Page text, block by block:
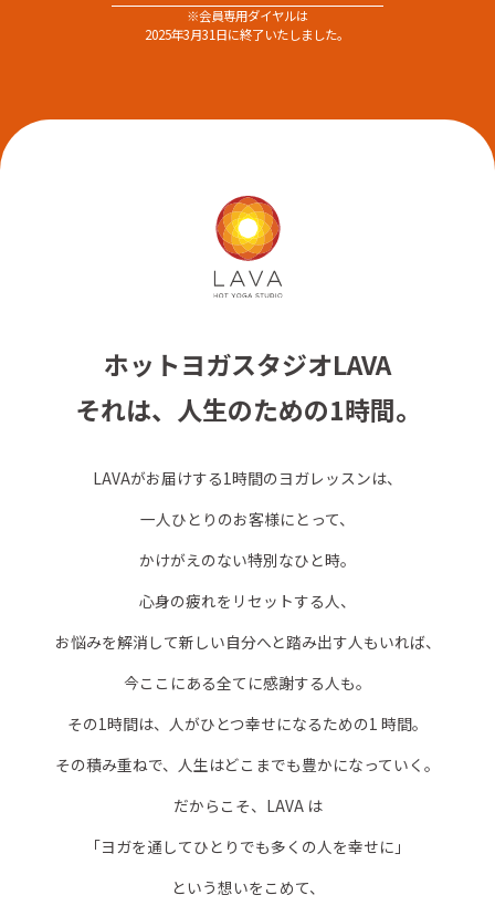
※会員専用ダイヤルは
2025年3月31日に終了いたしました。
ホットヨガスタジオLAVA
それは、人生のための1時間。
LAVAがお届けする1時間のヨガレッスンは、
一人ひとりのお客様にとって、
かけがえのない特別なひと時。
心身の疲れをリセットする人、
お悩みを解消して新しい自分へと踏み出す人もいれば、
今ここにある全てに感謝する人も。
その1時間は、人がひとつ幸せになるための1 時間。
その積み重ねで、人生はどこまでも豊かになっていく。
だからこそ、LAVA は
「ヨガを通してひとりでも多くの人を幸せに」
という想いをこめて、